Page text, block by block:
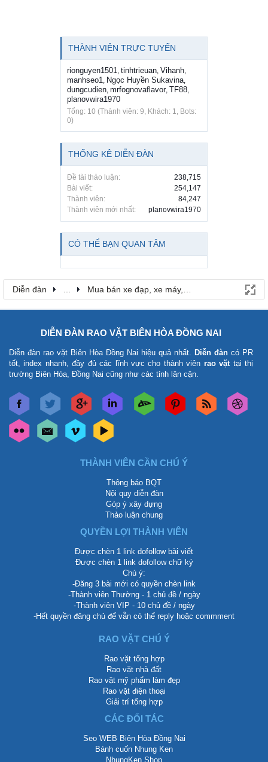
THÀNH VIÊN TRỰC TUYẾN
rionguyen1501 tinhtrieuan Vihanh
manhseo1 Ngọc Huyền Sukavina
dungcudien mrfognovaflavor, TF88
planovwira1970
Tổng: 10 (Thành viên: 9, Khách: 1, Bots:
0)
THỐNG KÊ DIỄN ĐÀN
Đề tài thảo luận:
238,715
Bài viết:
254,147
Thành viên:
84,247
Thành viên mới nhất:
planovwira1970
CÓ THỂ BẠN QUAN TÂM
Diễn đàn Mua bán xe đạp, xe máy, ô tô
DIỄN ĐÀN RAO VẶT BIÊN HÒA ĐỒNG NAI
Diễn đàn rao vặt Biên Hòa Đồng Nai hiệu quả nhất. Diễn đàn có PR
tốt, index nhanh, đầy đủ các lĩnh vực cho thành viên rao vặt tại thị
trường Biên Hòa, Đồng Nai cũng như các tỉnh lân cận.
THÀNH VIÊN CẦN CHÚ Ý
Thông báo BQT
Nội quy diễn đàn
Góp ý xây dựng
Thảo luận chung
QUYỀN LỢI THÀNH VIÊN
Được chèn 1 link dofollow bài viết
Được chèn 1 link dofollow chữ ký
Chú ý:
-Đăng 3 bài mới có quyền chèn link
-Thành viên Thường - 1 chủ đề / ngày
-Thành viên VIP - 10 chủ đề / ngày
-Hết quyền đăng chủ để vẫn có thể reply hoặc commment
RAO VẶT CHÚ Ý
Rao vặt tổng hợp
Rao vặt nhà đất
Rao vặt mỹ phẩm làm đẹp
Rao vặt điện thoại
Giải trí tổng hợp
CÁC ĐỐI TÁC
Seo WEB Biên Hòa Đồng Nai
Bánh cuốn Nhung Ken
NhungKen Shop